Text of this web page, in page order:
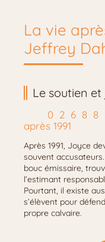
La vie
Jeffrey
Le soutien
après 1991
Après 1991, Joyce
souvent
bouc émissaire,
l’estimant
Pourtant, il existe
s’élèvent pour
propre calvaire.